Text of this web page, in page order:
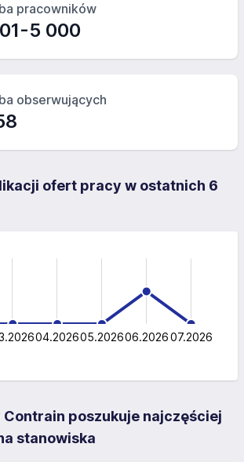
pracowników
5 000
obserwujących
ofert pracy w ostatnich 6
L
04.202605.202606.202607.2026
poszukuje najczęściej
stanowiska